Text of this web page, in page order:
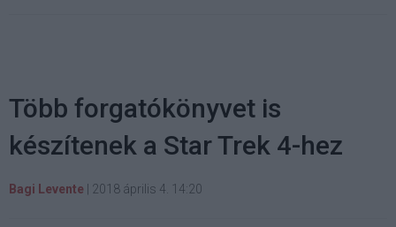
Több forgatókönyvet is
készítenek a Star Trek 4-hez
Bagi Levente 2018 április 4. 14:20